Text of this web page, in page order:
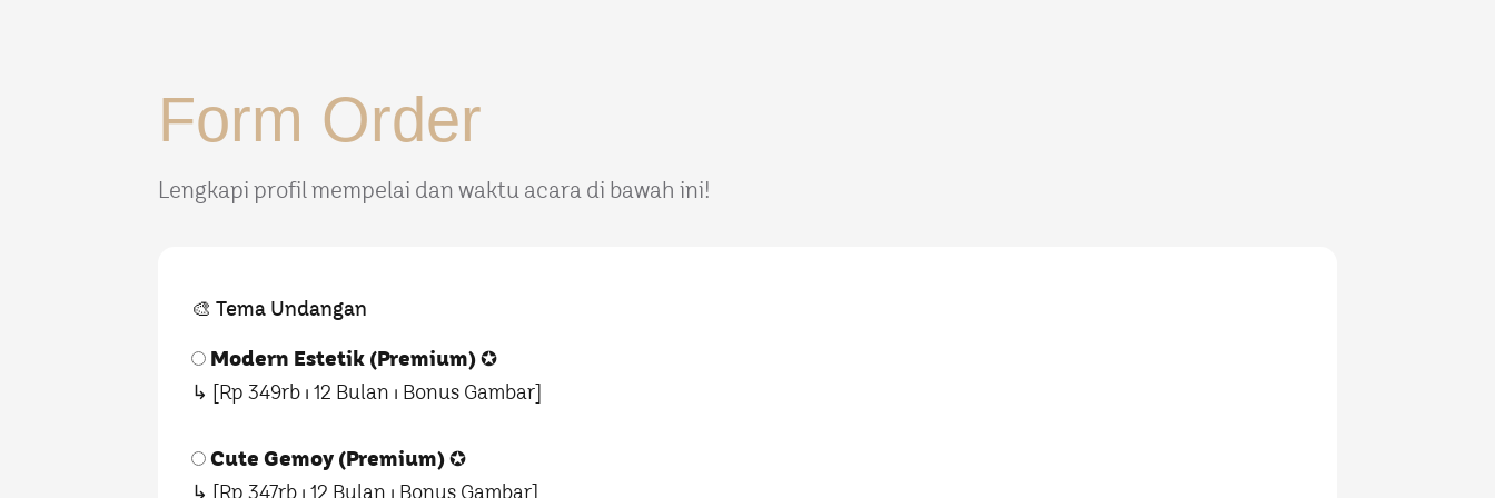
Form Order
Lengkapi profil mempelai dan waktu acara di bawah ini!
🎨 Tema Undangan
Modern Estetik (Premium)✪
↳ [Rp 349rb ⏐ 12 Bulan ⏐ Bonus Gambar]
Cute Gemoy (Premium)✪
↳ [Rp 347rb ⏐ 12 Bulan ⏐ Bonus Gambar]